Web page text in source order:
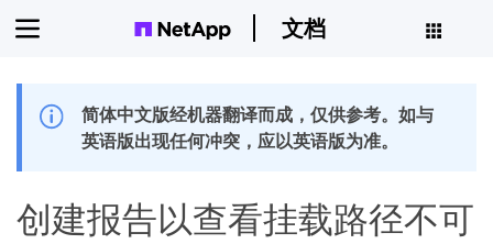
文档
简体中文版经机器翻译而成，仅供参考。如与
英语版出现任何冲突，应以英语版为准。
创建报告以查看挂载路径不可